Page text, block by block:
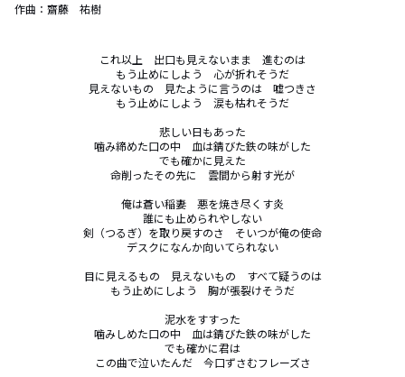
作曲： 齋藤 祐樹
これ以上　出口も見えないまま　進むのは
もう止めにしよう　心が折れそうだ
見えないもの　見たように言うのは　嘘つきさ
もう止めにしよう　涙も枯れそうだ
悲しい日もあった
噛み締めた口の中　血は錆びた鉄の味がした
でも確かに見えた
命削ったその先に　雲間から射す光が
俺は蒼い稲妻　悪を焼き尽くす炎
誰にも止められやしない
剣（つるぎ）を取り戻すのさ　そいつが俺の使命
デスクになんか向いてられない
目に見えるもの　見えないもの　すべて疑うのは
もう止めにしよう　胸が張裂けそうだ
泥水をすすった
噛みしめた口の中　血は錆びた鉄の味がした
でも確かに君は
この曲で泣いたんだ　今口ずさむフレーズさ